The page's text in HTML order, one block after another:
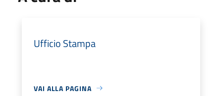
Ufficio Stampa
VAI ALLA PAGINA